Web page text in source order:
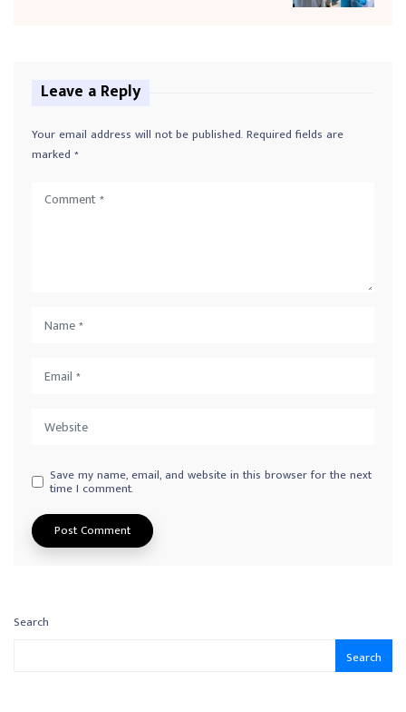
Leave a Reply
Your email address will not be published.Required fields are
marked *
Save my name, email, and website in this browser for the next
time I comment.
Search
Search